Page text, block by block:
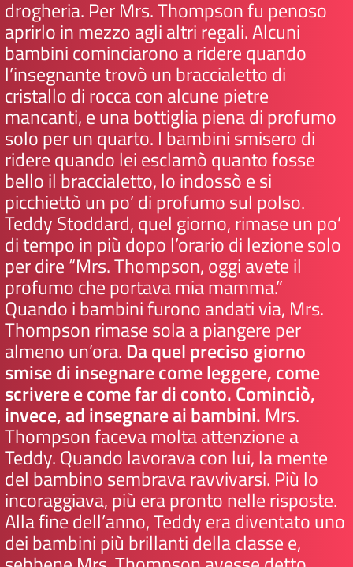
drogheria. Per Mrs. Thompson fu penoso
aprirlo in mezzo agli altri regali. Alcuni
bambini cominciarono a ridere quando
l’insegnante trovò un braccialetto di
cristallo di rocca con alcune pietre
mancanti, e una bottiglia piena di profumo
solo per un quarto. I bambini smisero di
ridere quando lei esclamò quanto fosse
bello il braccialetto, lo indossò e si
picchiettò un po’ di profumo sul polso.
Teddy Stoddard, quel giorno, rimase un po’
di tempo in più dopo l’orario di lezione solo
per dire “Mrs. Thompson, oggi avete il
profumo che portava mia mamma.”
Quando i bambini furono andati via, Mrs.
Thompson rimase sola a piangere per
almeno un’ora. Da quel preciso giorno
smise di insegnare come leggere, come
scrivere e come far di conto. Cominciò,
invece, ad insegnare ai bambini. Mrs.
Thompson faceva molta attenzione a
Teddy. Quando lavorava con lui, la mente
del bambino sembrava ravvivarsi. Più lo
incoraggiava, più era pronto nelle risposte.
Alla fine dell’anno, Teddy era diventato uno
dei bambini più brillanti della classe e,